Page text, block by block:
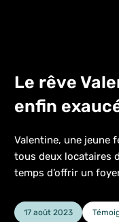
Le rêve
enfin
Valentine, une jeune
tous deux locataires
temps d’offrir un
17 août 2023